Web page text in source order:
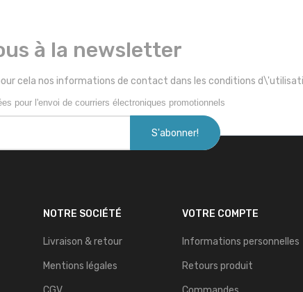
à la newsletter
cela nos informations de contact dans les conditions
pour l'envoi de courriers électroniques promotionnels
NOTRE SOCIÉTÉ
Livraison & retour
Mentions légales
VOTRE COMPTE
Informations personnelles
Retours produit